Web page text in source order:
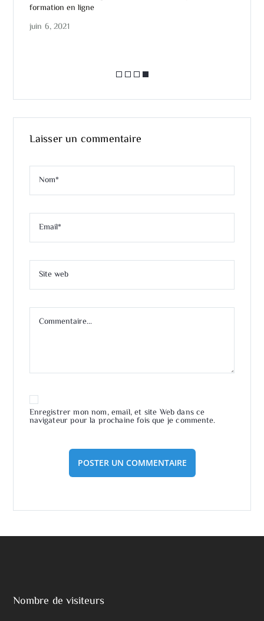
formation en ligne
juin 6, 2021
Laisser un commentaire
Enregistrer mon nom, email, et site Web dans ce
navigateur pour la prochaine fois que je commente.
Nombre de visiteurs